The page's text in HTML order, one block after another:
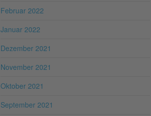
Februar 2022
Januar 2022
Dezember 2021
November 2021
Oktober 2021
September 2021